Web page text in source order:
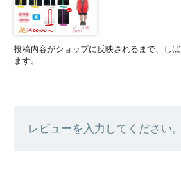
投稿内容がショップに反映されるまで、し
ます。
レビューを入力してください。